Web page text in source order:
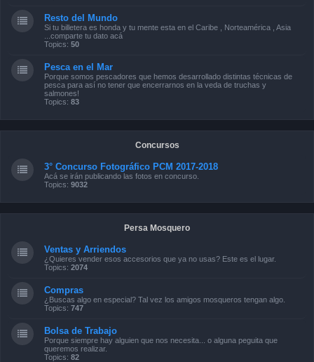
Resto del Mundo
Si tu billetera es honda y tu mente esta en el Caribe , Norteamérica , Asia
...comparte tu dato acá
Topics: 50
Pesca en el Mar
Porque somos pescadores que hemos desarrollado distintas técnicas de
pesca para así no tener que encerrarnos en la veda de truchas y
salmones!
Topics: 83
Concursos
3° Concurso Fotográfico PCM 2017-2018
Acá se irán publicando las fotos en concurso.
Topics: 9032
Persa Mosquero
Ventas y Arriendos
¿Quieres vender esos accesorios que ya no usas? Este es el lugar.
Topics: 2074
Compras
¿Buscas algo en especial? Tal vez los amigos mosqueros tengan algo.
Topics: 747
Bolsa de Trabajo
Porque siempre hay alguien que nos necesita... o alguna peguita que
queremos realizar.
Topics: 82